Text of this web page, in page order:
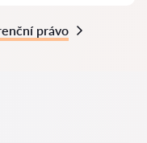
právo